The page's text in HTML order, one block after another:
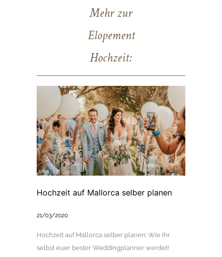
Mehr zur
Elopement
Hochzeit:
Hochzeit auf Mallorca selber planen
21/03/2020
Hochzeit auf Mallorca selber planen: Wie ihr
selbst euer bester Weddingplanner werdet!